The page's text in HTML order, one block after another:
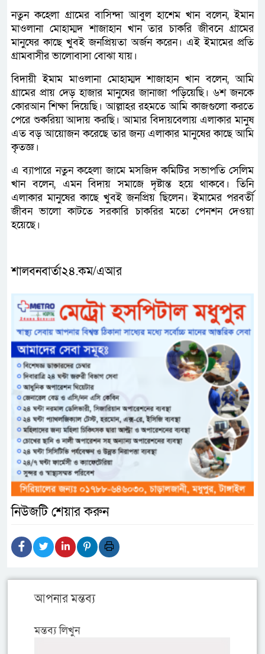
নতুন কহেলা গ্রামের বাসিন্দা আবুল হাশেম খান বলেন, ইমান
মাওলানা মোহাম্মদ শাজাহান খান তার চাকরি জীবনে গ্রামের
মানুষের কাছে খুবই জনপ্রিয়তা অর্জন করেন। এই ইমামের প্রতি
গ্রামবাসীর ভালোবাসা বোঝা যায়।
বিদায়ী ইমাম মাওলানা মোহাম্মদ শাজাহান খান বলেন, আমি
গ্রামের প্রায় দেড় হাজার মানুষের জানাজা পড়িয়েছি। ৬শ জনকে
কোরআন শিক্ষা দিয়েছি। আল্লাহর রহমতে আমি কাজগুলো করতে
পেরে শুকরিয়া আদায় করছি। আমার বিদায়বেলায় এলাকার মানুষ
এত বড় আয়োজন করেছে তার জন্য এলাকার মানুষের কাছে আমি
কৃতজ্ঞ।
এ ব্যাপারে নতুন কহেলা জামে মসজিদ কমিটির সভাপতি সেলিম
খান বলেন, এমন বিদায় সমাজে দৃষ্টান্ত হয়ে থাকবে। তিনি
এলাকার মানুষের কাছে খুবই জনপ্রিয় ছিলেন। ইমামের পরবর্তী
জীবন ভালো কাটতে সরকারি চাকরির মতো পেনশন দেওয়া
হয়েছে।
শালবনবার্তা২৪.কম/এআর
নিউজটি শেয়ার করুন
আপনার মন্তব্য
মন্তব্য লিখুন